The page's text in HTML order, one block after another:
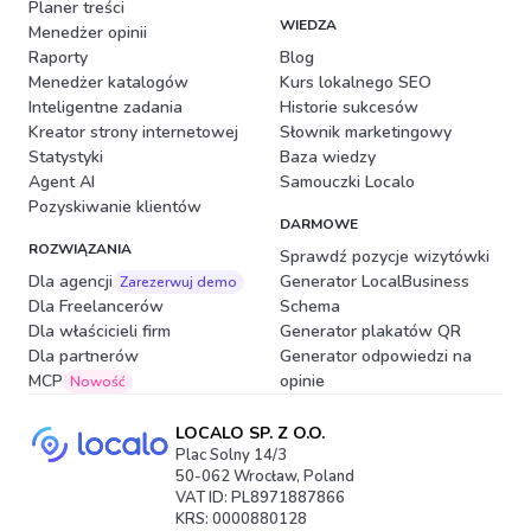
Planer treści
Menedżer opinii
Raporty
Menedżer katalogów
Inteligentne zadania
Kreator strony internetowej
Statystyki
Agent AI
Pozyskiwanie klientów
ROZWIĄZANIA
Dla agencji Zarezerwuj demo
Dla Freelancerów
Dla właścicieli firm
Dla partnerów
MCP Nowość
WIEDZA
Blog
Kurs lokalnego SEO
Historie sukcesów
Słownik marketingowy
Baza wiedzy
Samouczki Localo
DARMOWE
Sprawdź pozycje wizytówki
Generator LocalBusiness
Schema
Generator plakatów QR
Generator odpowiedzi na
opinie
LOCALO SP. Z O.O.
Plac Solny 14/3
50-062 Wrocław, Poland
VAT ID: PL8971887866
KRS: 0000880128